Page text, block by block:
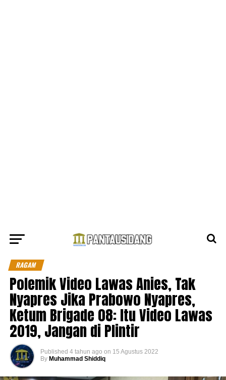
RAGAM
Polemik Video Lawas Anies, Tak
Nyapres Jika Prabowo Nyapres,
Ketum Brigade 08: Itu Video Lawas
2019, Jangan di Plintir
Published 4 tahun ago on 15 Agustus 2022
By Muhammad Shiddiq